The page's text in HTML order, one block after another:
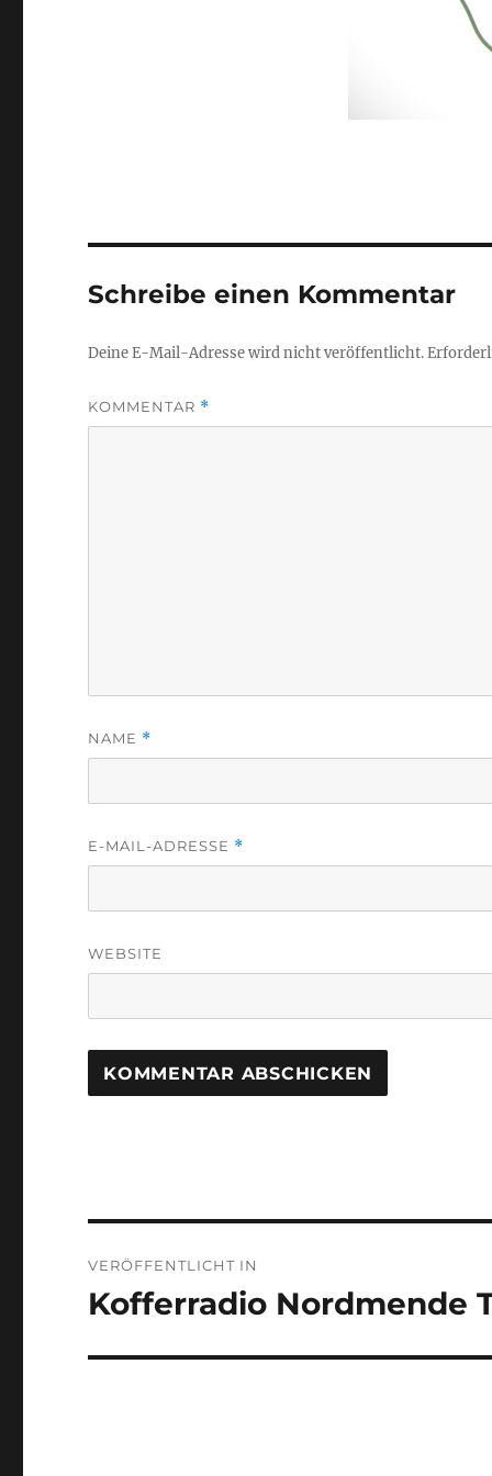
Schreibe einen Kommentar
Deine E-Mail-Adresse wird nicht veröffentlicht.
KOMMENTAR *
NAME *
E-MAIL-ADRESSE *
WEBSITE
VERÖFFENTLICHT IN
Kofferradio Nordmende